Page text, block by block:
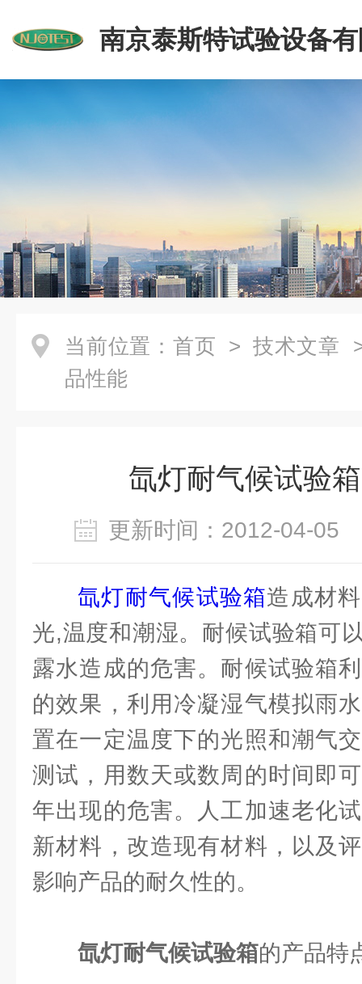
南京泰斯特试验设备
当前位置： 首页 > 技术文章
品性能
氙灯耐气候试验
更新时间：2012-04-
氙灯耐气候试验箱造成材
光,温度和潮湿。耐候试验箱可
露水造成的危害。耐候试验箱
的效果，利用冷凝湿气模拟雨
置在一定温度下的光照和潮气
测试，用数天或数周的时间即
年出现的危害。人工加速老化
新材料，改造现有材料，以及
影响产品的耐久性的。
氙灯耐气候试验箱的产品特